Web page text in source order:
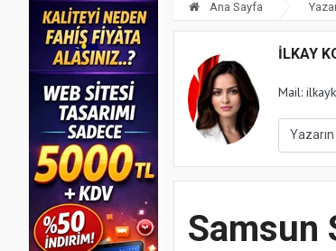
Ana Sayfa
İLKAY
Mail:
Samsun